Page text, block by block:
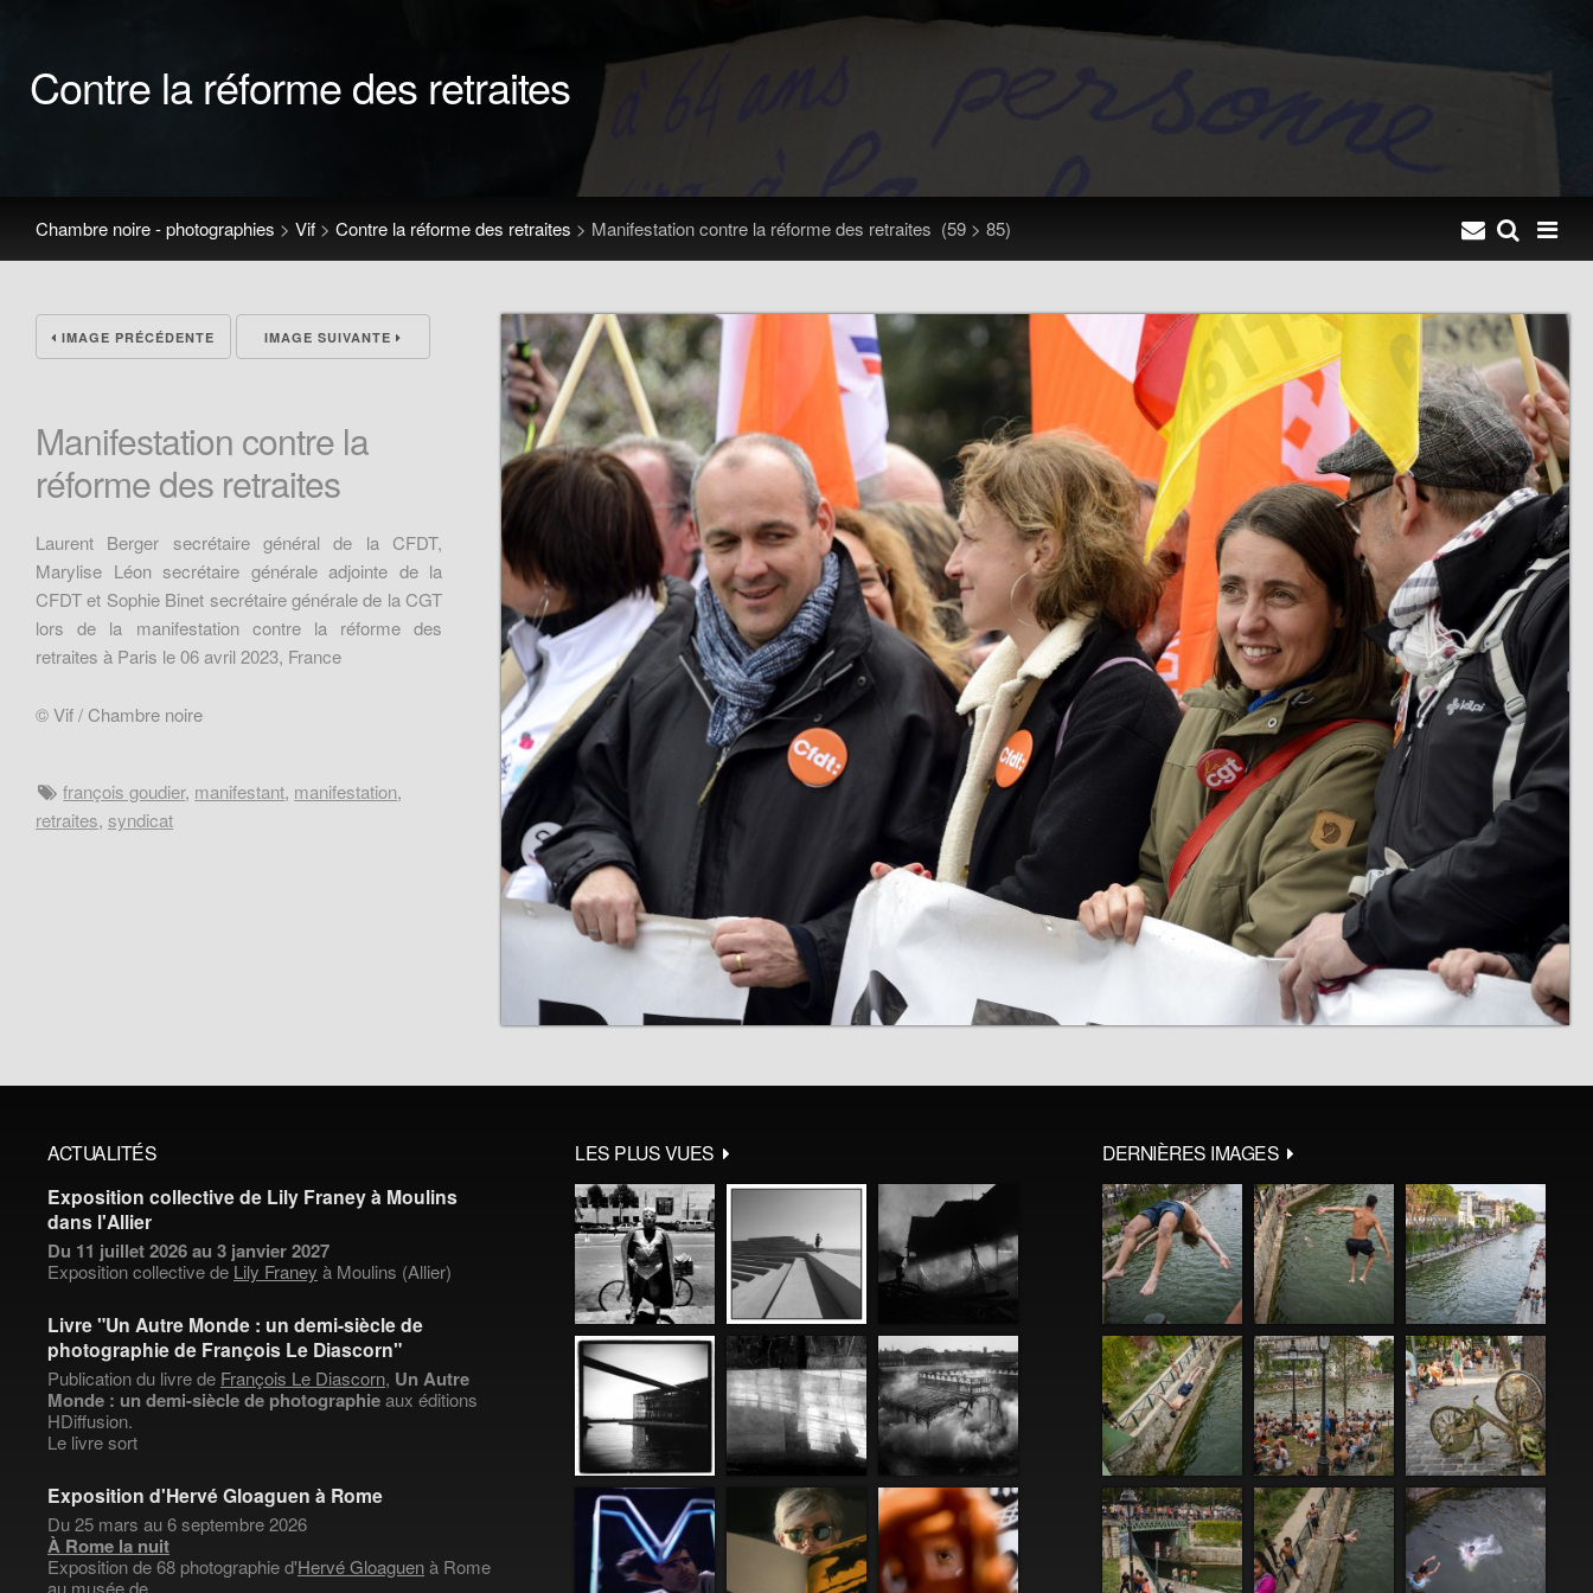
Contre la réforme des retraites
Chambre noire - photographies > Vif > Contre la réforme des retraites > Manifestation contre la réforme des retraites (59 > 85)
IMAGE PRÉCÉDENTE IMAGE SUIVANTE
Manifestation contre la
réforme des retraites
Laurent Berger secrétaire général de la CFDT,
Marylise Léon secrétaire générale adjointe de la
CFDT et Sophie Binet secrétaire générale de la CGT
lors de la manifestation contre la réforme des
retraites à Paris le 06 avril 2023, France
© Vif / Chambre noire
françois goudier, manifestant, manifestation,
retraites, syndicat
ACTUALITÉS
Exposition collective de Lily Franey à Moulins
dans l'Allier
Du 11 juillet 2026 au 3 janvier 2027
Exposition collective de Lily Franey à Moulins (Allier)
Livre "Un Autre Monde : un demi-siècle de
photographie de François Le Diascorn"
Publication du livre de François Le Diascorn, Un Autre
Monde : un demi-siècle de photographieaux éditions
HDiffusion.
Le livre sort
Exposition d'Hervé Gloaguen à Rome
Du 25 mars au 6 septembre 2026
À Rome la nuit
Exposition de 68 photographie d'Hervé Gloaguenà Rome
au musée de
LES PLUS VUES DERNIÈRES IMAGES